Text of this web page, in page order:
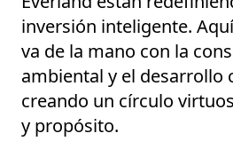
inversión inteligente.
va de la mano con la
ambiental y el desarrollo
creando un círculo
y propósito.